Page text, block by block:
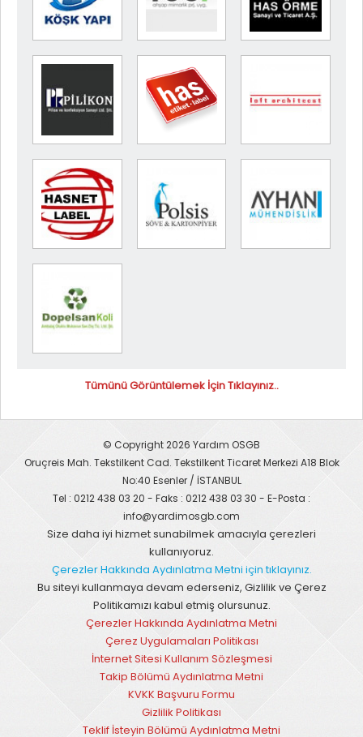
Tümünü Görüntülemek İçin Tıklayınız..
© Copyright 2026 Yardım OSGB
Oruçreis Mah. Tekstilkent Cad. Tekstilkent Ticaret Merkezi A18 Blok
No:40 Esenler / İSTANBUL
Tel : 0212 438 03 20 - Faks : 0212 438 03 30 - E-Posta :
info@yardimosgb.com
Size daha iyi hizmet sunabilmek amacıyla çerezleri
kullanıyoruz.
Çerezler Hakkında Aydınlatma Metni için tıklayınız.
Bu siteyi kullanmaya devam ederseniz, Gizlilik ve Çerez
Politikamızı kabul etmiş olursunuz.
Çerezler Hakkında Aydınlatma Metni
Çerez Uygulamaları Politikası
İnternet Sitesi Kullanım Sözleşmesi
Takip Bölümü Aydınlatma Metni
KVKK Başvuru Formu
Gizlilik Politikası
Teklif İsteyin Bölümü Aydınlatma Metni